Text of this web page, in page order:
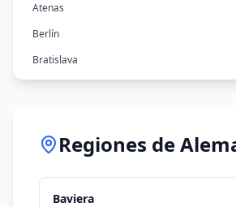
Atenas
Berlín
Bratislava
BudapestRegiones de
Baviera